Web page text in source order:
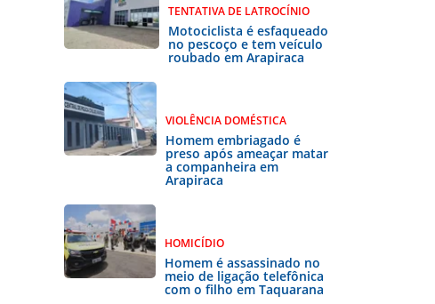
TENTATIVA DE LATROCÍNIO
Motociclista é esfaqueado
no pescoço e tem veículo
roubado em Arapiraca
VIOLÊNCIA DOMÉSTICA
Homem embriagado é
preso após ameaçar matar
a companheira em
Arapiraca
HOMICÍDIO
Homem é assassinado no
meio de ligação telefônica
com o filho em Taquarana